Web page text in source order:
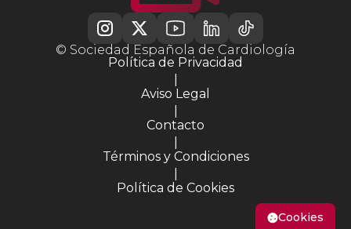
© Sociedad Española de Cardiología
Política de Privacidad
|
Aviso Legal
|
Contacto
|
Términos y Condiciones
|
Política de Cookies
Cookies